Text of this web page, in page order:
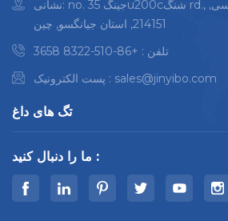
نشانی: no. 35 جینگu200cشنگ rd., منطقه هویشان, شهر ووکسی,
214151, استان جیانگسو, چین
تلفن : +86-510-8322 3658
پست الکترونیک : sales@jinyibo.com
تگ های داغ
ما را دنبال کنید :